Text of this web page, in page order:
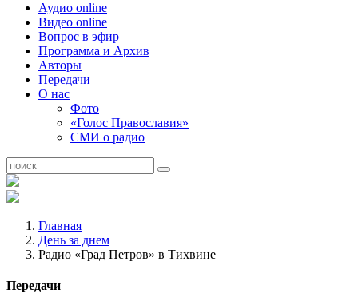
Аудио online
Видео online
Вопрос в эфир
Программа и Архив
Авторы
Передачи
О нас
Фото
«Голос Православия»
СМИ о радио
Главная
День за днем
Радио «Град Петров» в Тихвине
Передачи